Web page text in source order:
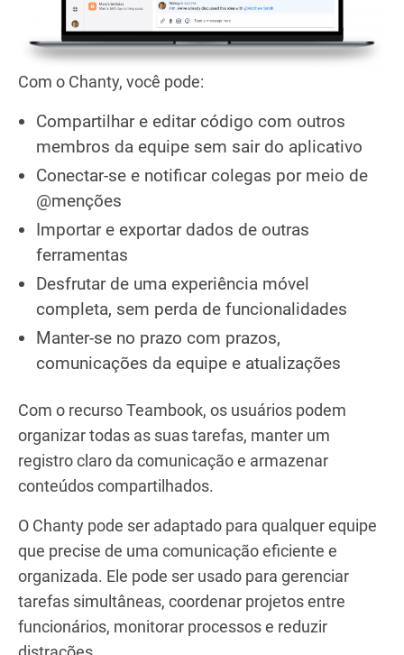
Com o Chanty, você pode:
Compartilhar e editar código com outros
membros da equipe sem sair do aplicativo
Conectar-se e notificar colegas por meio de
@menções
Importar e exportar dados de outras
ferramentas
Desfrutar de uma experiência móvel
completa, sem perda de funcionalidades
Manter-se no prazo com prazos,
comunicações da equipe e atualizações
Com o recurso Teambook, os usuários podem
organizar todas as suas tarefas, manter um
registro claro da comunicação e armazenar
conteúdos compartilhados.
O Chanty pode ser adaptado para qualquer equipe
que precise de uma comunicação eficiente e
organizada. Ele pode ser usado para gerenciar
tarefas simultâneas, coordenar projetos entre
funcionários, monitorar processos e reduzir